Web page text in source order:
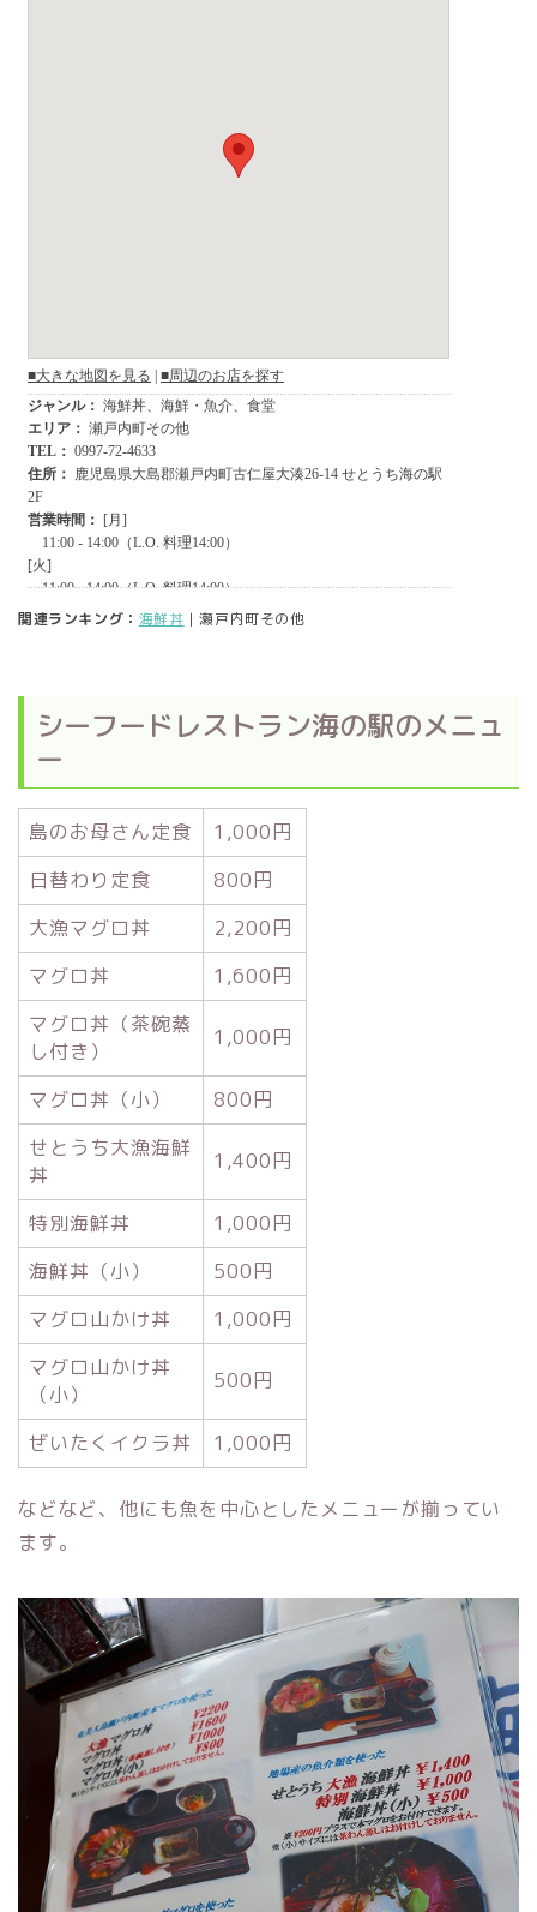
関連ランキング： 海鮮丼 | 瀬戸内町その他
シーフードレストラン海の駅のメニュ
ー
島のお母さん定食
1,000円
日替わり定食
800円
大漁マグロ丼
2,200円
マグロ丼
1,600円
マグロ丼（茶碗蒸
し付き）
1,000円
マグロ丼（小）
800円
せとうち大漁海鮮
丼
1,400円
特別海鮮丼
1,000円​
海鮮丼（小）
500円
マグロ山かけ丼
1,000円
マグロ山かけ丼
（小）
500円
ぜいたくイクラ丼 1,000円
などなど、他にも魚を中心としたメニューが揃ってい
ます。